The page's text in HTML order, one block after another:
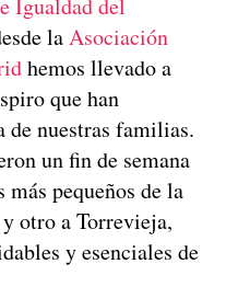
laAsociación
hemos llevado a
que han
de nuestras familias.
un fin de semana
más pequeños de la
otro a Torrevieja,
y esenciales de